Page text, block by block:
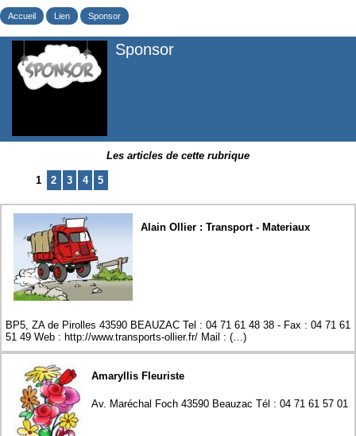
Accueil Lien Sponsor
Sponsor
Les articles de cette rubrique
1 2 3 4 5
Alain Ollier : Transport - Materiaux
BP5, ZA de Pirolles 43590 BEAUZAC Tel : 04 71 61 48 38 - Fax : 04 71 61
51 49 Web : http://www.transports-ollier.fr/ Mail : (…)
Amaryllis Fleuriste
Av. Maréchal Foch 43590 Beauzac Tél : 04 71 61 57 01